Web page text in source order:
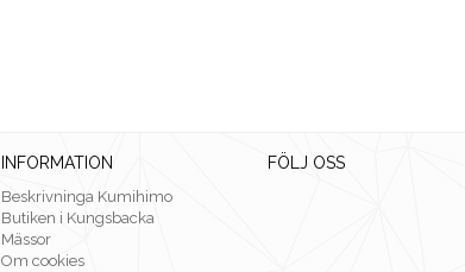
INFORMATION
Beskrivninga Kumihimo
Butiken i Kungsbacka
Mässor
Om cookies
FÖLJ OSS